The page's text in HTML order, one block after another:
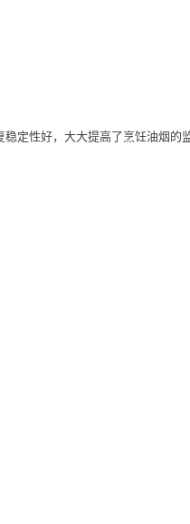
性好，大大提高了烹饪油烟的